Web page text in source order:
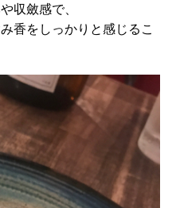
収斂感で、
香をしっかりと感じるこ